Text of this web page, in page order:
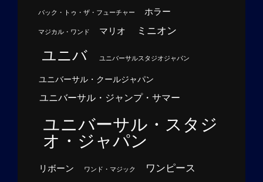
バック・トゥ・ザ・フューチャー ホラー
マジカル・ワンド マリオ ミニオン
ユニバ ユニバーサルスタジオジャパン
ユニバーサル・クールジャパン
ユニバーサル・ジャンプ・サマー
ユニバーサル・スタジ
オ・ジャパン
リボーン ワンド・マジック ワンピース